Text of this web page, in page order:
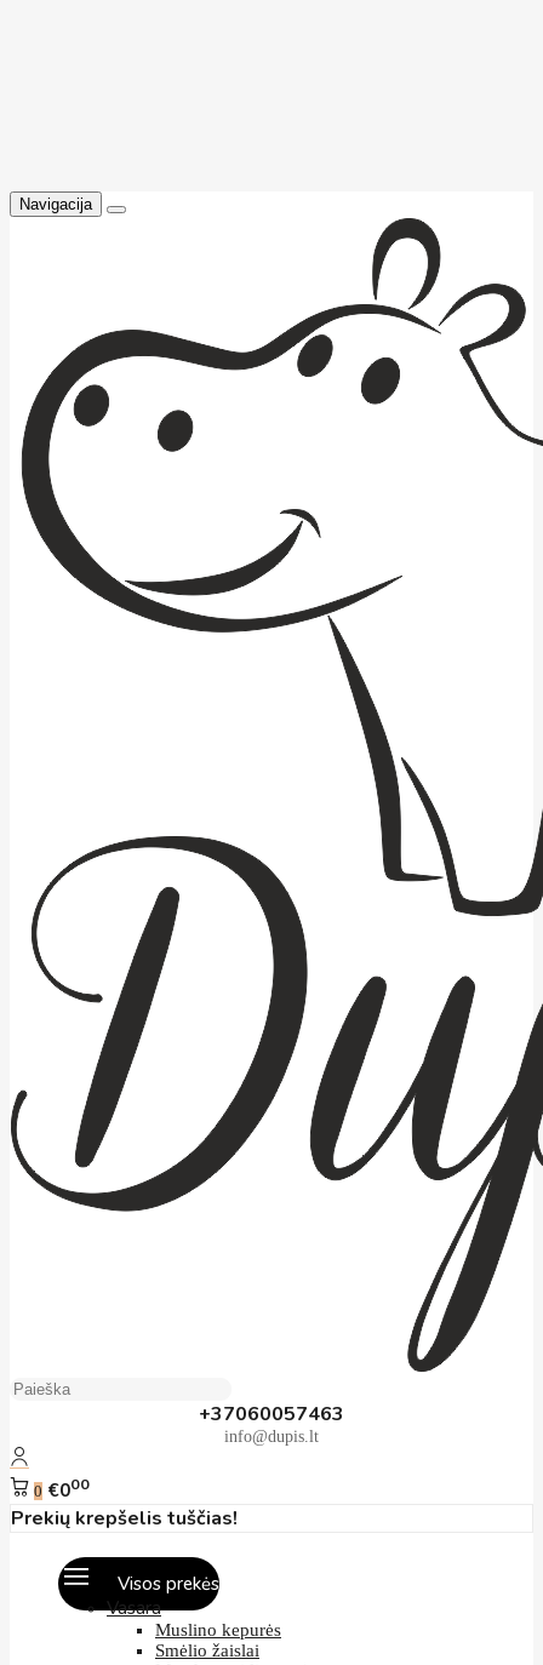
Navigacija
+37060057463
info@dupis.lt
0 €000
Prekių krepšelis tuščias!
Visos prekės
Vasara
Muslino kepurės
Smėlio žaislai